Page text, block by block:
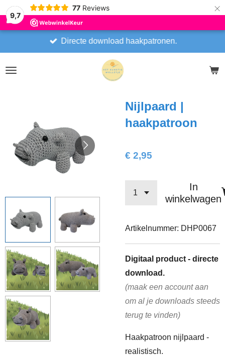
9,7
77 Reviews ×
Directe download haakpatronen.
Nijlpaard |
haakpatroon
€ 2,95
In
winkelwagen
Artikelnummer: DHP0067
Digitaal product - directe
download.
(maak een account aan
om al je downloads steeds
terug te vinden)
Haakpatroon nijlpaard -
realistisch.